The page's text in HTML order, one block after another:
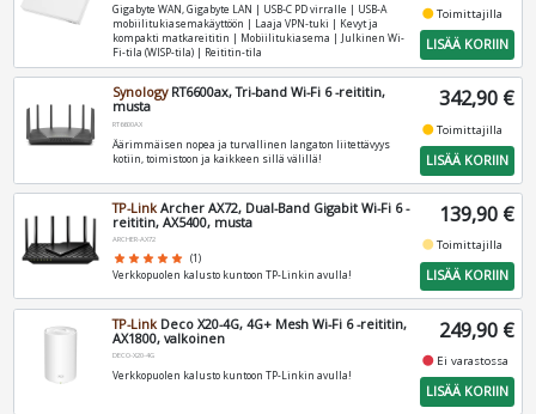
Gigabyte WAN, Gigabyte LAN | USB‑C PD virralle | USB-A
mobiilitukiasemakäyttöön | Laaja VPN‑tuki | Kevyt ja
kompakti matkareititin | Mobiilitukiasema | Julkinen Wi-
Fi-tila (WISP-tila) | Reititin-tila
fiber_manual_recordToimittajilla
LISÄÄ KORIIN
SynologyRT6600ax, Tri-band Wi-Fi 6 -reititin,
musta
RT6600AX
Äärimmäisen nopea ja turvallinen langaton liitettävyys
kotiin, toimistoon ja kaikkeen sillä välillä!
342,90 €
fiber_manual_recordToimittajilla
LISÄÄ KORIIN
TP-LinkArcher AX72, Dual-Band Gigabit Wi-Fi 6 -
reititin, AX5400, musta
ARCHER-AX72
star star star star star (1)
Verkkopuolen kalusto kuntoon TP-Linkin avulla!
139,90 €
fiber_manual_recordToimittajilla
LISÄÄ KORIIN
TP-Link Deco X20-4G, 4G+ Mesh Wi-Fi 6 -reititin,
AX1800, valkoinen
DECO-X20-4G
Verkkopuolen kalusto kuntoon TP-Linkin avulla!
249,90 €
fiber_manual_record Ei varastossa
LISÄÄ KORIIN